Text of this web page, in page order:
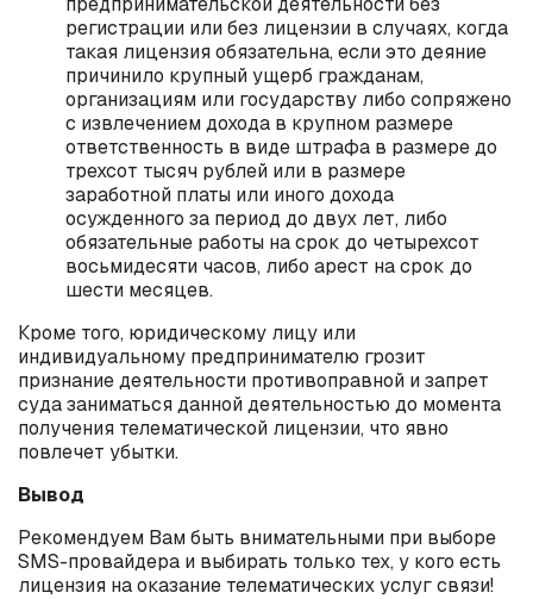
регистрации или без лицензии в случаях, когда
такая лицензия обязательна, если это деяние
причинило крупный ущерб гражданам,
организациям или государству либо сопряжено
с извлечением дохода в крупном размере
ответственность в виде штрафа в размере до
трехсот тысяч рублей или в размере
заработной платы или иного дохода
осужденного за период до двух лет, либо
обязательные работы на срок до четырехсот
восьмидесяти часов, либо арест на срок до
шести месяцев.
Кроме того, юридическому лицу или
индивидуальному предпринимателю грозит
признание деятельности противоправной и запрет
суда заниматься данной деятельностью до момента
получения телематической лицензии, что явно
повлечет убытки.
Вывод
Рекомендуем Вам быть внимательными при выборе
SMS-провайдера и выбирать только тех, у кого есть
лицензия на оказание телематических услуг связи!